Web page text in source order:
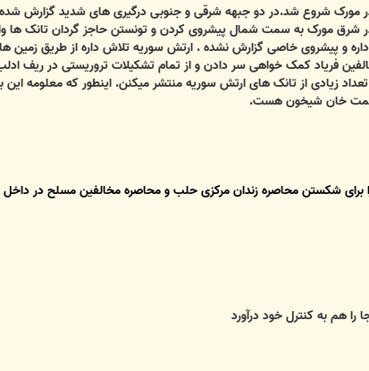
مورک شروع شد.در دو جبهه شرقی و جنوبی درگیری های شدید گزارش
شرق مورک به سمت شمال پیشروی کردن و تونستن حاجز گردان تانک
و پیشروی خاصی گزارش نشده . ارتش سوریه تلاش داره از طریق زمین
فریاد کمک خواهی سر دادن و از تمام تشکیلات تروریستی در
تعداد زیادی از تانک های ارتش سوریه منتشر میکنن. اینطور که
سمت خان شیخون هست.
هم به کنترل خود درآورد